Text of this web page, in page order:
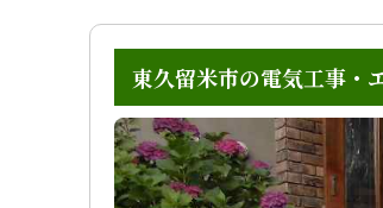
東久留米市の電気工事